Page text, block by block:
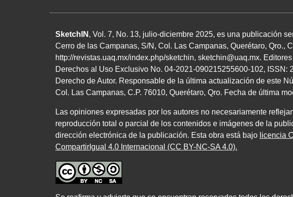
SketchIN , Vol. 7, No. 13, julio-diciembre 2025, es una publicación
Cerro de las Campanas, S/N , Col. Las Campanas, Querétaro, Qro.,
http://revistas.uaq.mx/index.php/sketchin, sketchin@uaq.mx. Editores
Derechos al Uso Exclusivo No. 04-2021-090215255600-102, ISSN :
Derecho de Autor. Responsable de la última actualización de este
Col. Las Campanas, C.P. 76010, Querétaro, Qro. Fecha de última
Las opiniones expresadas por los autores no necesariamente
reproducción total o parcial de los contenidos e imágenes de la
dirección electrónica de la publicación. Esta obra está bajo licencia
CompartirIgual 4.0 Internacional (CC BY-NC-SA 4.0).